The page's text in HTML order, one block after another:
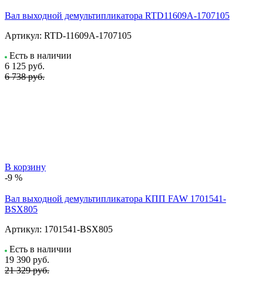
Вал выходной демультипликатора RTD11609A-1707105
Артикул: RTD-11609A-1707105
Есть в наличии
6 125 руб.
6 738 руб.
В корзину
-9 %
Вал выходной демультипликатора КПП FAW 1701541-
BSX805
Артикул: 1701541-BSX805
Есть в наличии
19 390 руб.
21 329 руб.